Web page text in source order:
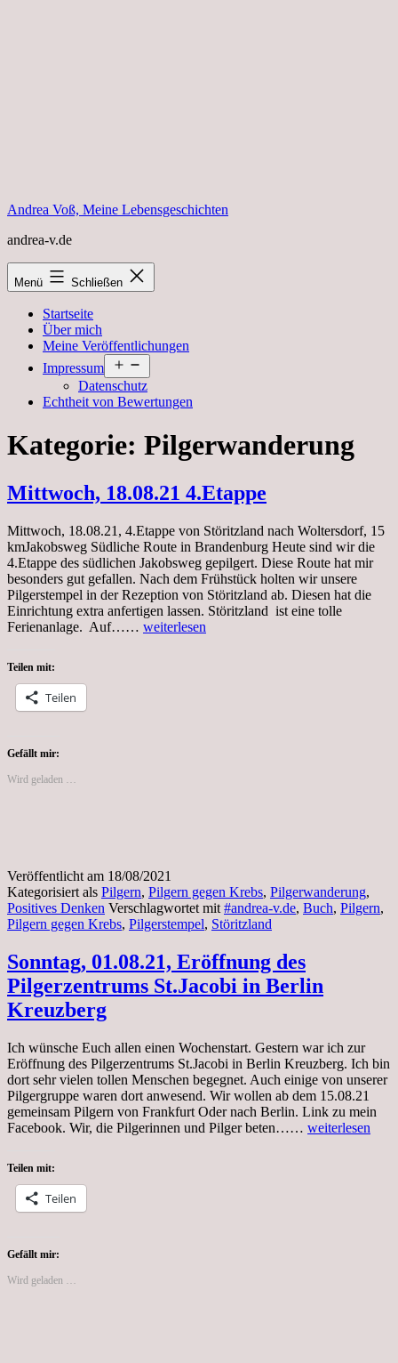
Andrea Voß, Meine Lebensgeschichten
andrea-v.de
Menü Schließen
Startseite
Über mich
Meine Veröffentlichungen
Impressum
öffnen
Datenschutz
Echtheit von Bewertungen
Kategorie: Pilgerwanderung
Mittwoch, 18.08.21 4.Etappe
Mittwoch, 18.08.21, 4.Etappe von Störitzland nach Woltersdorf, 15
kmJakobsweg Südliche Route in Brandenburg Heute sind wir die
4.Etappe des südlichen Jakobsweg gepilgert. Diese Route hat mir
besonders gut gefallen. Nach dem Frühstück holten wir unsere
Pilgerstempel in der Rezeption von Störitzland ab. Diesen hat die
Einrichtung extra anfertigen lassen. Störitzland ist eine tolle
Ferienanlage. Auf…… Mittwoch,
weiterlesen
Teilen mit:
Teilen
Gefällt mir:
Wird geladen …
Veröffentlicht am 18/08/2021
Kategorisiert als Pilgern, Pilgern gegen Krebs, Pilgerwanderung,
Positives Denken Verschlagwortet mit #andrea-v.de, Buch, Pilgern,
Pilgern gegen Krebs, Pilgerstempel, Störitzland
Sonntag, 01.08.21, Eröffnung des
Pilgerzentrums St.Jacobi in Berlin
Kreuzberg
Ich wünsche Euch allen einen Wochenstart. Gestern war ich zur
Eröffnung des Pilgerzentrums St.Jacobi in Berlin Kreuzberg. Ich bin
dort sehr vielen tollen Menschen begegnet. Auch einige von unserer
Pilgergruppe waren dort anwesend. Wir wollen ab dem 15.08.21
gemeinsam Pilgern von Frankfurt Oder nach Berlin. Link zu mein
Facebook. Wir, die Pilgerinnen und Pilger beten…… Sonntag,
weiterlesen
Teilen mit:
Teilen
Gefällt mir:
Wird geladen …